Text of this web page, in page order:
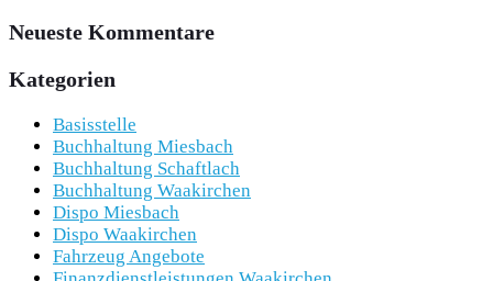
Neueste Kommentare
Kategorien
Basisstelle
Buchhaltung Miesbach
Buchhaltung Schaftlach
Buchhaltung Waakirchen
Dispo Miesbach
Dispo Waakirchen
Fahrzeug Angebote